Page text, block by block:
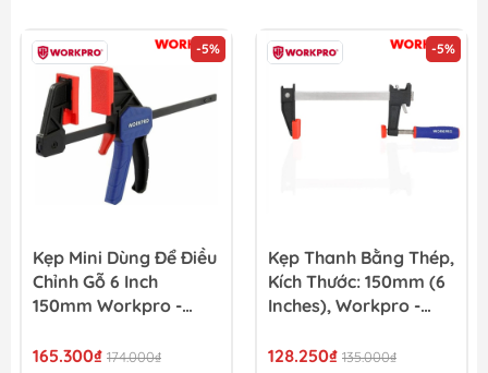
-5%
Kẹp Mini Dùng Để Điều
Chỉnh Gỗ 6 Inch
150mm Workpro -
165.300₫ 174.000₫
-5%
Kẹp Thanh Bằng Thép,
Kích Thước: 150mm (6
Inches), Workpro -
128.250₫ 135.000₫